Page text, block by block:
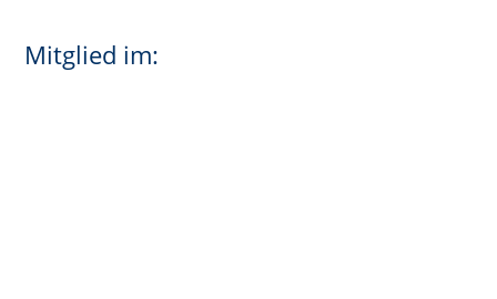
Mitglied im: